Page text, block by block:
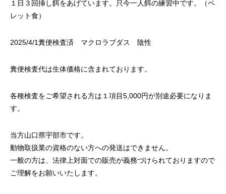
１日３回挿し餌をあげています。只今一人餌の練習中です。（ペ
レット食）
2025/4/1糞便検査済 マクロラブダス 陰性
糞便検査代は生体価格に含まれております。
各種検査をご希望される方は１項目5,000円が別途必要になりま
す。
当方山口県宇部市です。
動物取扱業の資格のない方への発送はできません。
一般の方は、法律上対面での販売が義務づけられておりますので
ご理解をお願いいたします。